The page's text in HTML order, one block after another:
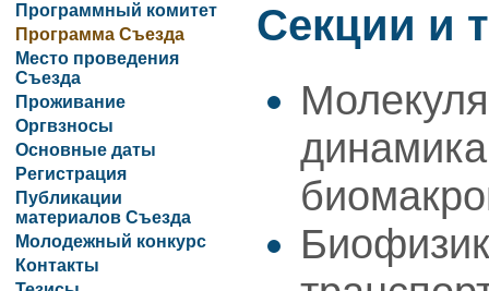
Программный комитет
Программа Съезда
Место проведения
Съезда
Проживание
Оргвзносы
Основные даты
Регистрация
Публикации
материалов Съезда
Молодежный конкурс
Контакты
Секции и